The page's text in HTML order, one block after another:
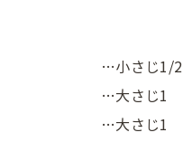
…小さじ1/2
…大さじ1
…大さじ1